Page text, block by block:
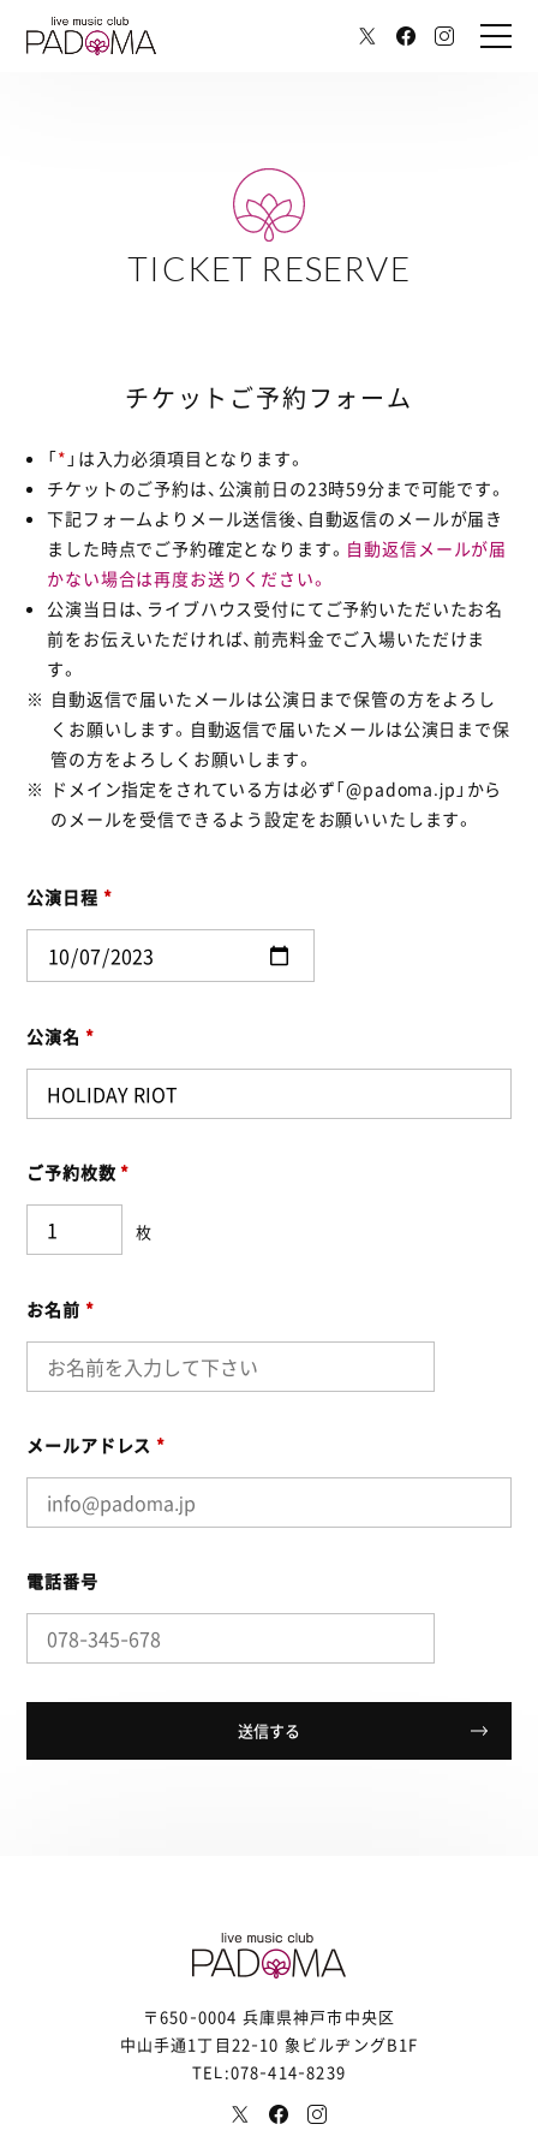
TICKET RESERVE
チケットご予約フォーム
「* 」は入力必須項目となります。
チケットのご予約は、公演前日の23時59分まで可能です。
下記フォームよりメール送信後、自動返信のメールが届き
ました時点でご予約確定となります。 自動返信メールが届
かない場合は再度お送りください。
公演当日は、ライブハウス受付にてご予約いただいたお名
前をお伝えいただければ、前売料金でご入場いただけま
す。
自動返信で届いたメールは公演日まで保管の方をよろし
くお願いします。自動返信で届いたメールは公演日まで保
管の方をよろしくお願いします。
ドメイン指定をされている方は必ず「@padoma.jp」から
のメールを受信できるよう設定をお願いいたします。
公演日程 *
公演名 *
ご予約枚数*
枚
お名前 *
メールアドレス*
電話番号
〒650-0004 兵庫県神戸市中央区
中山手通1丁目22-10 象ビルヂングB1F
TEL:078-414-8239